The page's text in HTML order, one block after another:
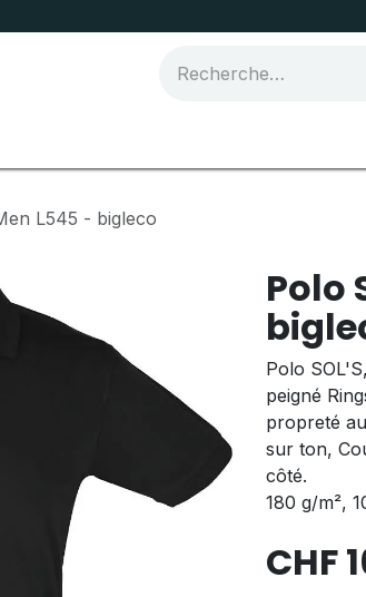
L545 - bigleco
Polo
Polo
peigné
propreté
sur ton,
côté.
180 g/m²,
CHF